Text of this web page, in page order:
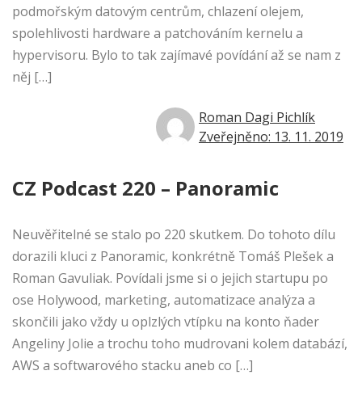
podmořským datovým centrům, chlazení olejem,
spolehlivosti hardware a patchováním kernelu a
hypervisoru. Bylo to tak zajímavé povídání až se nam z
něj […]
Roman Dagi Pichlík
Zveřejněno: 13. 11. 2019
CZ Podcast 220 – Panoramic
Neuvěřitelné se stalo po 220 skutkem. Do tohoto dílu
dorazili kluci z Panoramic, konkrétně Tomáš Plešek a
Roman Gavuliak. Povídali jsme si o jejich startupu po
ose Holywood, marketing, automatizace analýza a
skončili jako vždy u oplzlých vtípku na konto ňader
Angeliny Jolie a trochu toho mudrovani kolem databází,
AWS a softwarového stacku aneb co […]